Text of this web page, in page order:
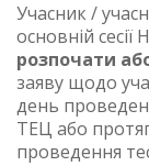
Учасник /
основній
розпочати
заяву щодо
день
ТЕЦ або
проведення